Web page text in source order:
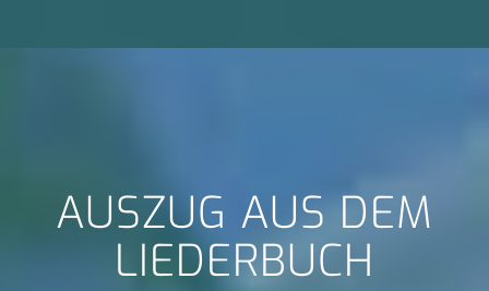
AUSZUG AUS DEM
LIEDERBUCH